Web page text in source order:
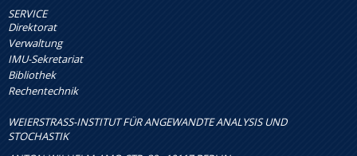
SERVICE
Direktorat
Verwaltung
IMU-Sekretariat
Bibliothek
Rechentechnik
WEIERSTRASS-INSTITUT FÜR ANGEWANDTE ANALYSIS UND S
TOCHASTIK